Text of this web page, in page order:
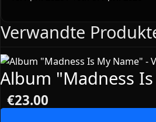
Verwandte
Album "Madness
€23.00